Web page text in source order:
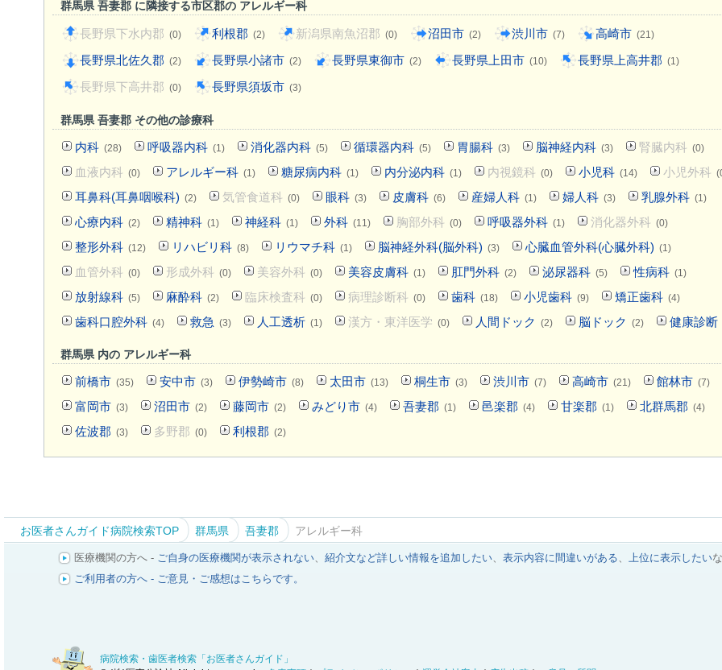
群馬県 吾妻郡 に隣接する市区郡の アレルギー科
長野県下水内郡 (0) 利根郡 (2) 新潟県南魚沼郡 (0) 沼田市 (2) 渋川市 (7) 高崎市 (21)
長野県北佐久郡 (2) 長野県小諸市 (2) 長野県東御市 (2) 長野県上田市 (10) 長野県上高井郡 (1)
長野県下高井郡 (0) 長野県須坂市 (3)
群馬県 吾妻郡 その他の診療科
内科 (28) 呼吸器内科 (1) 消化器内科 (5) 循環器内科 (5) 胃腸科 (3) 脳神経内科 (3) 腎臓内科 (0)
血液内科 (0) アレルギー科 (1) 糖尿病内科 (1) 内分泌内科 (1) 内視鏡科 (0) 小児科 (14) 小児外科
耳鼻科(耳鼻咽喉科) (2) 気管食道科 (0) 眼科 (3) 皮膚科 (6) 産婦人科 (1) 婦人科 (3) 乳腺外科 (1)
心療内科 (2) 精神科 (1) 神経科 (1) 外科 (11) 胸部外科 (0) 呼吸器外科 (1) 消化器外科 (0)
整形外科 (12) リハビリ科 (8) リウマチ科 (1) 脳神経外科(脳外科) (3) 心臓血管外科(心臓外科) (1)
血管外科 (0) 形成外科 (0) 美容外科 (0) 美容皮膚科 (1) 肛門外科 (2) 泌尿器科 (5) 性病科 (1)
放射線科 (5) 麻酔科 (2) 臨床検査科 (0) 病理診断科 (0) 歯科 (18) 小児歯科 (9) 矯正歯科 (4)
歯科口腔外科 (4) 救急 (3) 人工透析 (1) 漢方・東洋医学 (0) 人間ドック (2) 脳ドック (2) 健康診断
群馬県 内の アレルギー科
前橋市 (35) 安中市 (3) 伊勢崎市 (8) 太田市 (13) 桐生市 (3) 渋川市 (7) 高崎市 (21) 館林市 (7)
富岡市 (3) 沼田市 (2) 藤岡市 (2) みどり市 (4) 吾妻郡 (1) 邑楽郡 (4) 甘楽郡 (1) 北群馬郡 (4)
佐波郡 (3) 多野郡 (0) 利根郡 (2)
お医者さんガイド病院検索TOP 群馬県 吾妻郡 アレルギー科
医療機関の方へ - ご自身の医療機関が表示されない、 紹介文など詳しい情報を追加したい、 表示内容に間違いがある、 上位に表示したい
ご利用者の方へ - ご意見・ご感想はこちらです。
病院検索・歯医者検索「お医者さんガイド」